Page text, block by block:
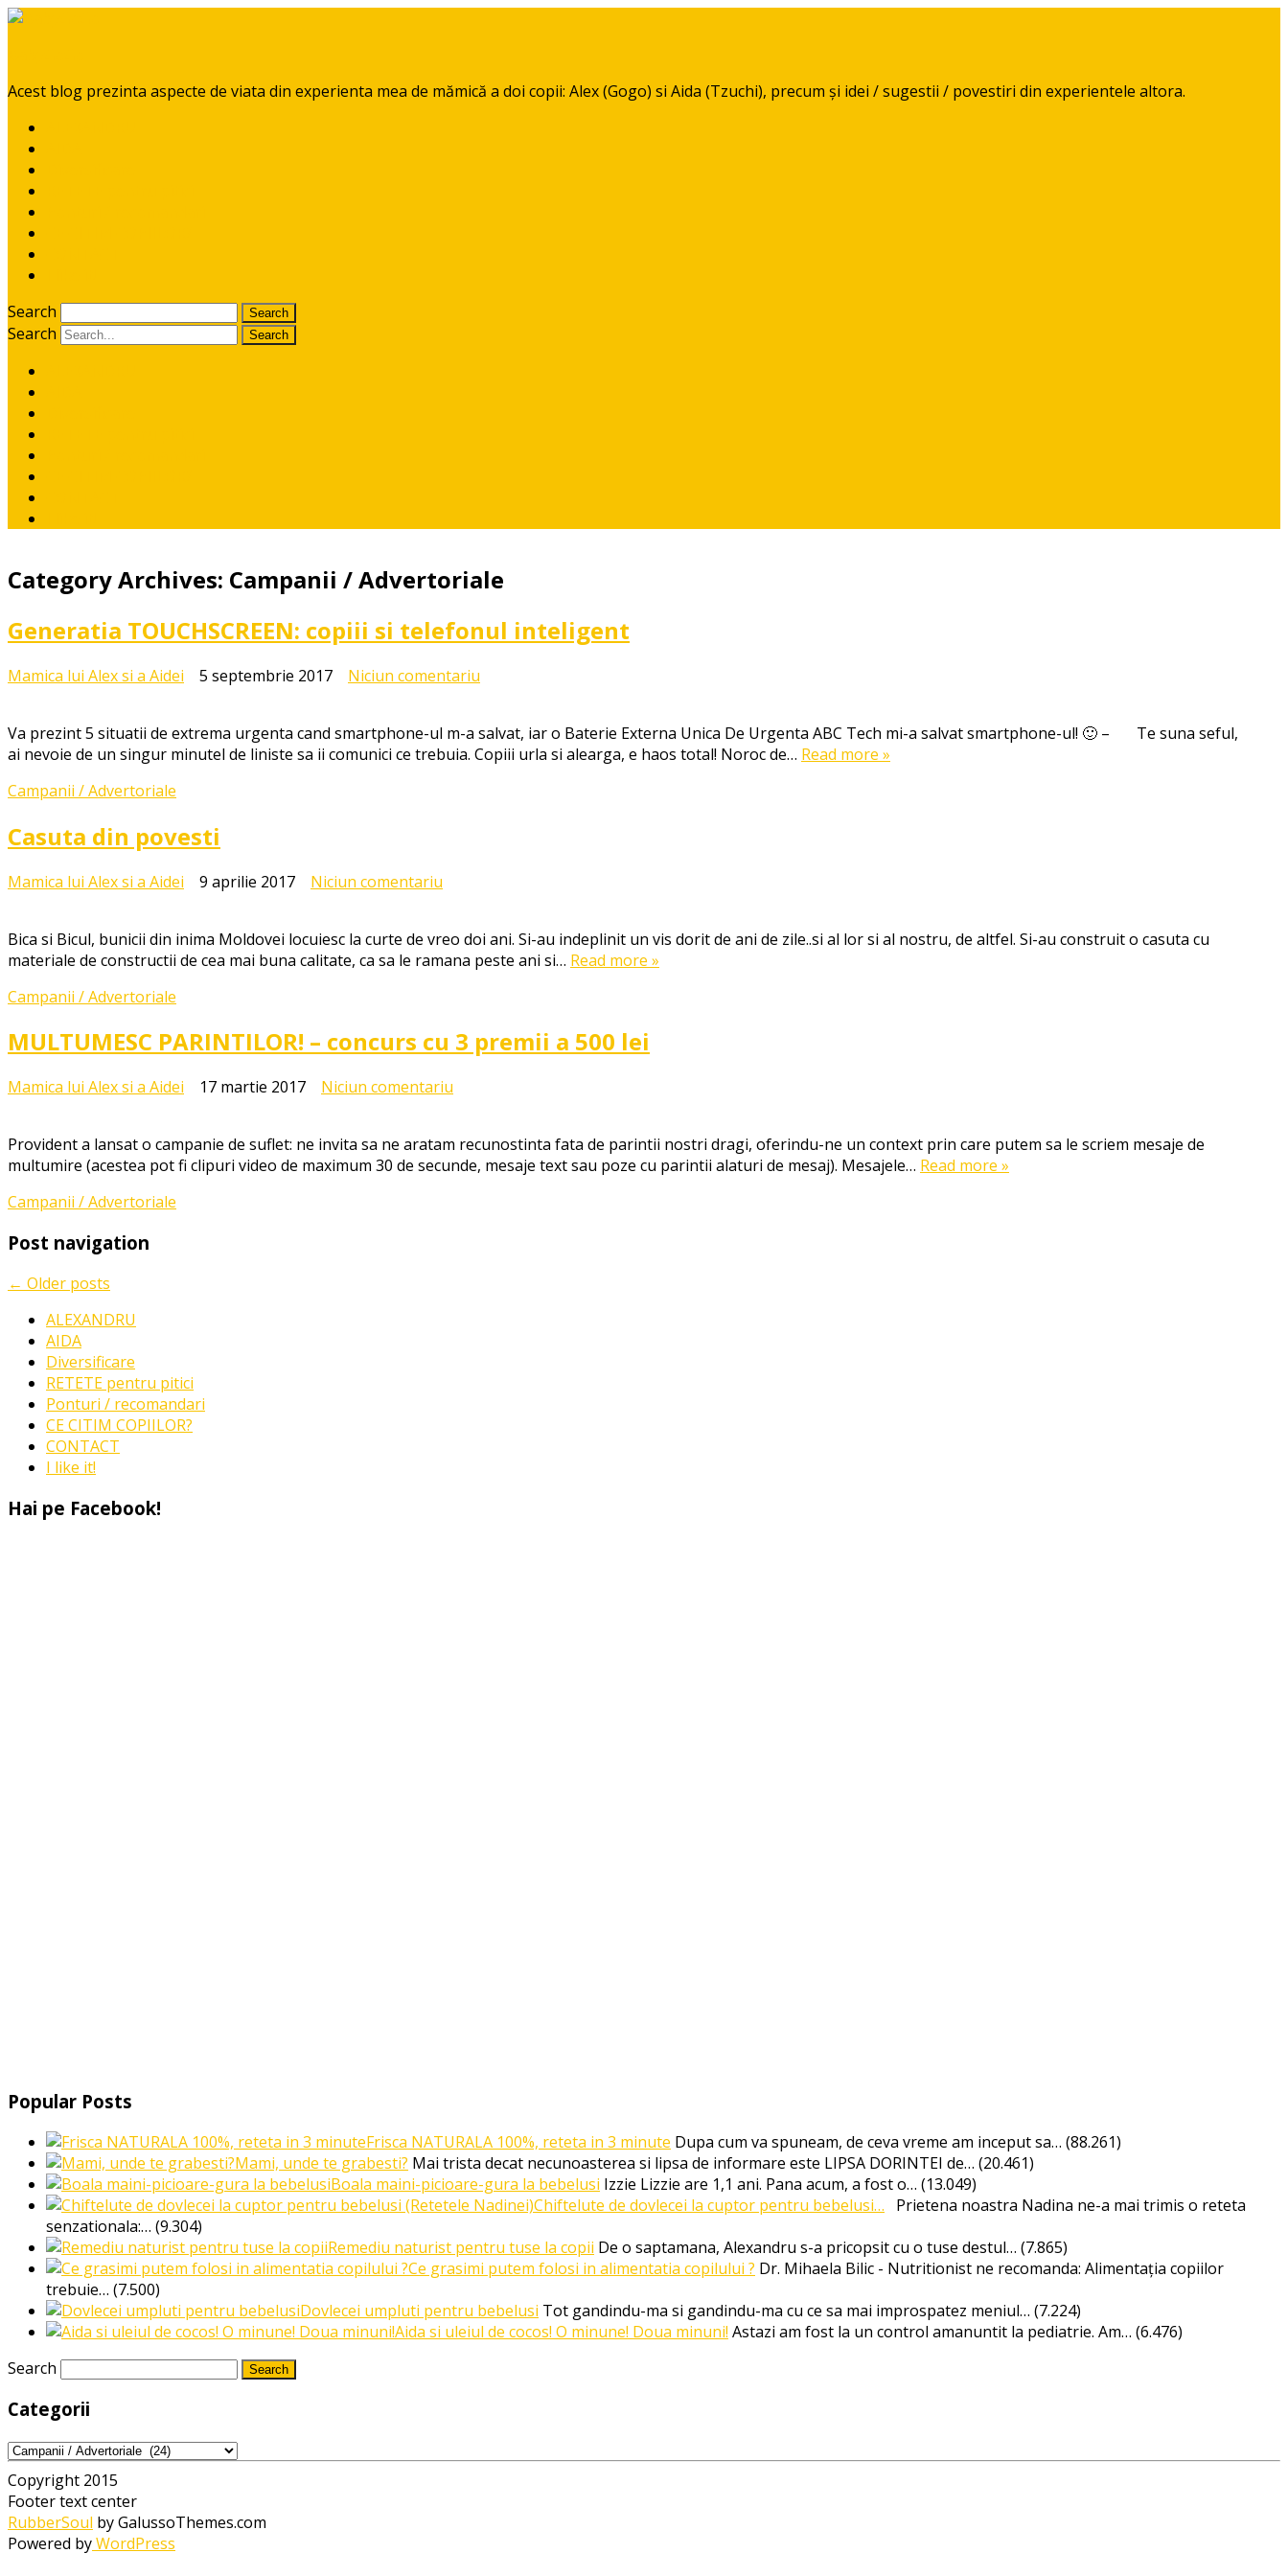
Acest blog prezinta aspecte de viata din experienta mea de mămică a doi copii: Alex (Gogo) si Aida (Tzuchi), precum și idei / sugestii / povestiri din experientele altora.
Search
Search
Category Archives: Campanii / Advertoriale
Generatia TOUCHSCREEN: copiii si telefonul inteligent
Mamica lui Alex si a Aidei 5 septembrie 2017 Niciun comentariu
copiii
si
Va prezint 5 situatii de extrema urgenta cand smartphone-ul m-a salvat, iar o Baterie Externa Unica De Urgenta ABC Tech mi-a salvat smartphone-ul! 🙂 – Te suna seful,
ai nevoie de un singur minutel de liniste sa ii comunici ce trebuia. Copiii urla si alearga, e haos total! Noroc de… Read more »
Campanii / Advertoriale
Casuta din povesti
Mamica lui Alex si a Aidei 9 aprilie 2017 Niciun comentariu
povesti
Bica si Bicul, bunicii din inima Moldovei locuiesc la curte de vreo doi ani. Si-au indeplinit un vis dorit de ani de zile..si al lor si al nostru, de altfel. Si-au construit o casuta cu
materiale de constructii de cea mai buna calitate, ca sa le ramana peste ani si… Read more »
Campanii / Advertoriale
MULTUMESC PARINTILOR! – concurs cu 3 premii a 500 lei
Mamica lui Alex si a Aidei 17 martie 2017 Niciun comentariu
–
concurs
Provident a lansat o campanie de suflet: ne invita sa ne aratam recunostinta fata de parintii nostri dragi, oferindu-ne un context prin care putem sa le scriem mesaje de
multumire (acestea pot fi clipuri video de maximum 30 de secunde, mesaje text sau poze cu parintii alaturi de mesaj). Mesajele… Read more »
Campanii / Advertoriale
Post navigation
← Older posts
ALEXANDRU
AIDA
Diversificare
RETETE pentru pitici
Ponturi / recomandari
CE CITIM COPIILOR?
CONTACT
I like it!
Hai pe Facebook!
Popular Posts
Frisca NATURALA 100%, reteta in 3 minute Dupa cum va spuneam, de ceva vreme am inceput sa… (88.261)
Mami, unde te grabesti? Mai trista decat necunoasterea si lipsa de informare este LIPSA DORINTEI de… (20.461)
Boala maini-picioare-gura la bebelusi Izzie Lizzie are 1,1 ani. Pana acum, a fost o… (13.049)
Chiftelute de dovlecei la cuptor pentru bebelusi… Prietena noastra Nadina ne-a mai trimis o reteta
senzationala:… (9.304)
Remediu naturist pentru tuse la copii De o saptamana, Alexandru s-a pricopsit cu o tuse destul… (7.865)
Ce grasimi putem folosi in alimentatia copilului ? Dr. Mihaela Bilic - Nutritionist ne recomanda: Alimentația copiilor
trebuie… (7.500)
Dovlecei umpluti pentru bebelusi Tot gandindu-ma si gandindu-ma cu ce sa mai improspatez meniul… (7.224)
Aida si uleiul de cocos! O minune! Doua minuni! Astazi am fost la un control amanuntit la pediatrie. Am… (6.476)
Search
Categorii
Categorii
Copyright 2015
Footer text center
RubberSoul by GalussoThemes.com
Powered byWordPress